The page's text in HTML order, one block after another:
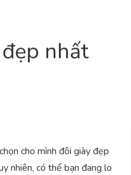
nhất
cho mình đôi giày đẹp
nhiên, có thể bạn đang lo